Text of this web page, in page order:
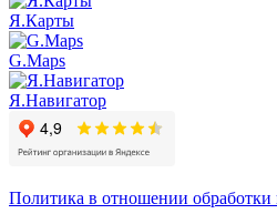
Я.Карты
G.Maps
Я.Навигатор
Политика в отношении